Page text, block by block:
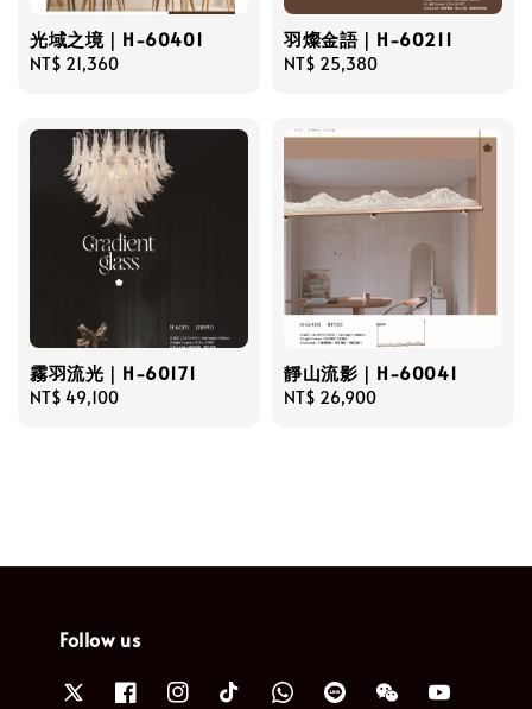
光域之境｜H-60401
Regular
NT$ 21,360
羽燦金語｜H-60211
Regular
NT$ 25,380
霧羽流光｜H-60171
Regular
NT$ 49,100
靜山流影｜H-60041
Regular
NT$ 26,900
Follow us